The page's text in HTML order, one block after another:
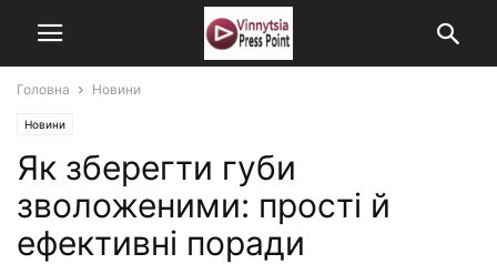
Головна Новини
Новини
Як зберегти губи
зволоженими: прості й
ефективні поради